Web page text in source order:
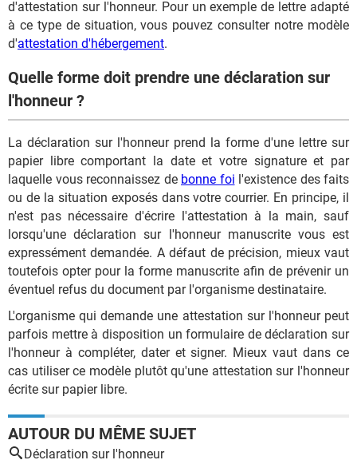
d'attestation sur l'honneur. Pour un exemple de lettre adapté
à ce type de situation, vous pouvez consulter notre modèle
d'attestation d'hébergement.
Quelle forme doit prendre une déclaration sur
l'honneur ?
La déclaration sur l'honneur prend la forme d'une lettre sur
papier libre comportant la date et votre signature et par
laquelle vous reconnaissez de bonne foi l'existence des faits
ou de la situation exposés dans votre courrier. En principe, il
n'est pas nécessaire d'écrire l'attestation à la main, sauf
lorsqu'une déclaration sur l'honneur manuscrite vous est
expressément demandée. A défaut de précision, mieux vaut
toutefois opter pour la forme manuscrite afin de prévenir un
éventuel refus du document par l'organisme destinataire.
L'organisme qui demande une attestation sur l'honneur peut
parfois mettre à disposition un formulaire de déclaration sur
l'honneur à compléter, dater et signer. Mieux vaut dans ce
cas utiliser ce modèle plutôt qu'une attestation sur l'honneur
écrite sur papier libre.
AUTOUR DU MÊME SUJET
Déclaration sur l'honneur